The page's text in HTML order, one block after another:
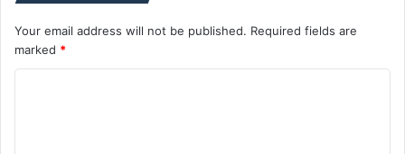
Your email address will not be published. Required fields are
marked *